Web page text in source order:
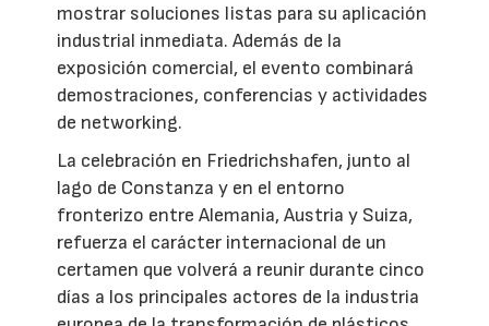
mostrar soluciones listas para su aplicación
industrial inmediata. Además de la
exposición comercial, el evento combinará
demostraciones, conferencias y actividades
de networking.
La celebración en Friedrichshafen, junto al
lago de Constanza y en el entorno
fronterizo entre Alemania, Austria y Suiza,
refuerza el carácter internacional de un
certamen que volverá a reunir durante cinco
días a los principales actores de la industria